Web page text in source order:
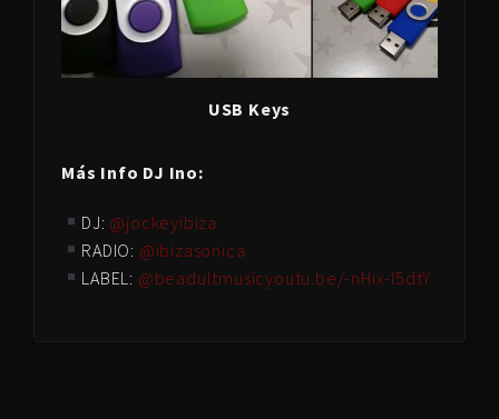
USB Keys
Más Info DJ Ino:
DJ: @jockeyibiza
RADIO: @ibizasonica
LABEL: @beadultmusicyoutu.be/-nHix-I5dtY